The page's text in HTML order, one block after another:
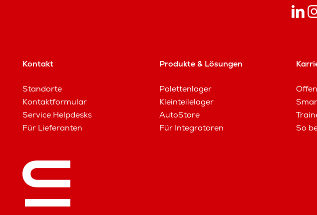
Kontakt
Standorte
Kontaktformular
Service Helpdesks
Für Lieferanten
Produkte & Lösungen
Palettenlager
Kleinteilelager
AutoStore
Für Integratoren
So